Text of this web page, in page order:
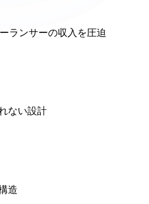
ランサーの収入を圧迫
ない設計
造